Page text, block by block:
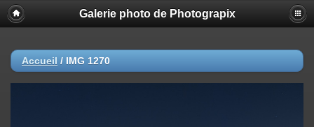
Galerie photo de Photograpix
Accueil / IMG 1270